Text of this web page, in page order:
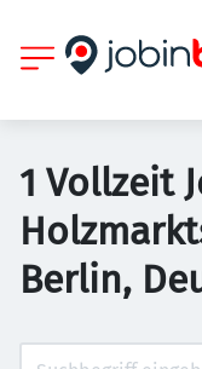
1 Vollzeit
Berlin,